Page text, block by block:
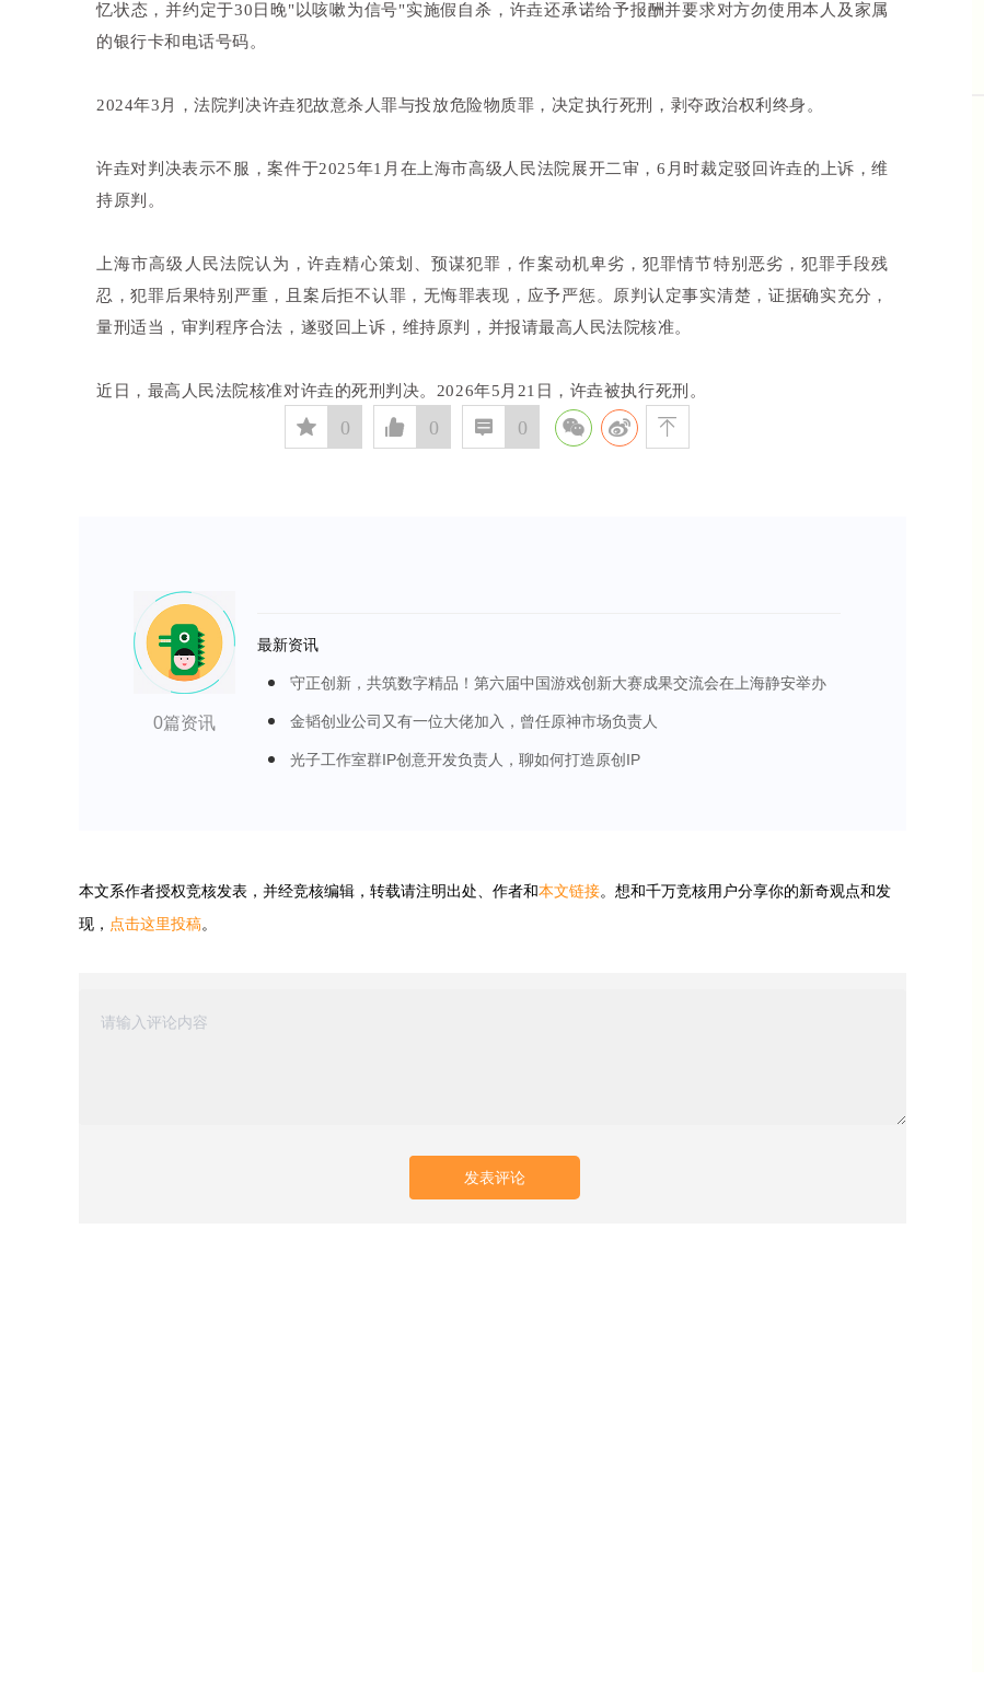
忆状态，并约定于30日晚"以咳嗽为信号"实施假自杀，许垚还承诺给予报酬并要求对方勿使用本人及家属
的银行卡和电话号码。
2024年3月，法院判决许垚犯故意杀人罪与投放危险物质罪，决定执行死刑，剥夺政治权利终身。
许垚对判决表示不服，案件于2025年1月在上海市高级人民法院展开二审，6月时裁定驳回许垚的上诉，维
持原判。
上海市高级人民法院认为，许垚精心策划、预谋犯罪，作案动机卑劣，犯罪情节特别恶劣，犯罪手段残
忍，犯罪后果特别严重，且案后拒不认罪，无悔罪表现，应予严惩。原判认定事实清楚，证据确实充分，
量刑适当，审判程序合法，遂驳回上诉，维持原判，并报请最高人民法院核准。
近日，最高人民法院核准对许垚的死刑判决。2026年5月21日，许垚被执行死刑。
󰅄 0  0  0 
0篇资讯
最新资讯
守正创新，共筑数字精品！第六届中国游戏创新大赛成果交流会在上海静安举办
金韬创业公司又有一位大佬加入，曾任原神市场负责人
光子工作室群IP创意开发负责人，聊如何打造原创IP
本文系作者授权竞核发表，并经竞核编辑，转载请注明出处、作者和本文链接。想和千万竞核用户分享你的新奇观点和发
现， 点击这里投稿。